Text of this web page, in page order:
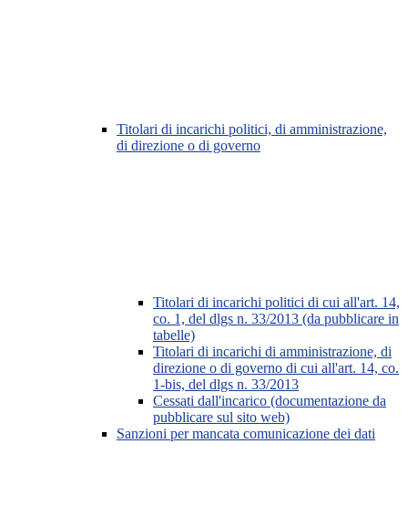
Titolari di incarichi politici, di amministrazione,
di direzione o di governo
Titolari di incarichi politici di cui all'art. 14,
co. 1, del dlgs n. 33/2013 (da pubblicare in
tabelle)
Titolari di incarichi di amministrazione, di
direzione o di governo di cui all'art. 14, co.
1-bis, del dlgs n. 33/2013
Cessati dall'incarico (documentazione da
pubblicare sul sito web)
Sanzioni per mancata comunicazione dei dati